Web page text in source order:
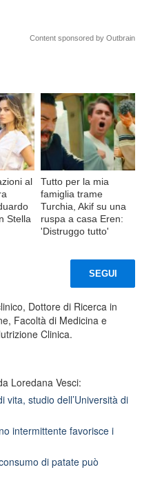
Content sponsored by Outbrain
al
Stella
Tutto per la mia
famiglia trame
Turchia, Akif su una
ruspa a casa Eren:
'Distruggo tutto'
SEGUI
Dottore di Ricerca in
Facoltà di Medicina e
Clinica.
Loredana Vesci:
vita, studio dell’Università di
intermittente favorisce i
di patate può